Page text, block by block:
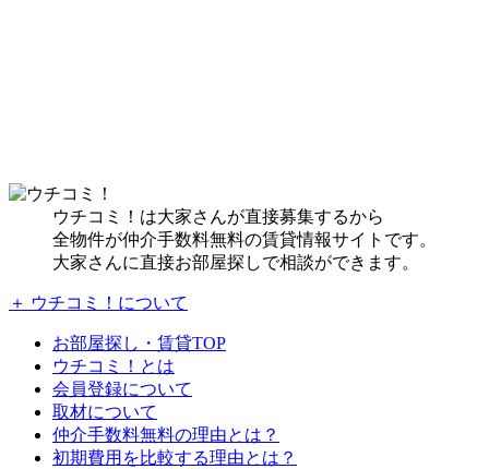
ウチコミ！は大家さんが直接募集するから
全物件が仲介手数料無料の賃貸情報サイトです。
大家さんに直接お部屋探しで相談ができます。
＋ ウチコミ！について
お部屋探し・賃貸TOP
ウチコミ！とは
会員登録について
取材について
仲介手数料無料の理由とは？
初期費用を比較する理由とは？